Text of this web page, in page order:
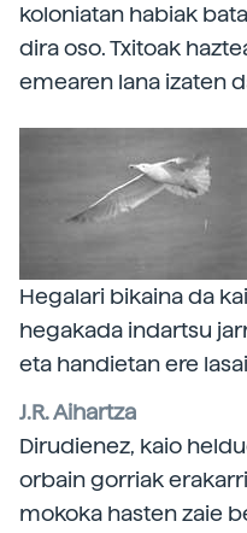
koloniatan habiak
dira oso. Txitoak
emearen lana izaten
Hegalari bikaina da
hegakada indartsu
eta handietan ere
J.R. Aihartza
Dirudienez, kaio
orbain gorriak
mokoka hasten zaie